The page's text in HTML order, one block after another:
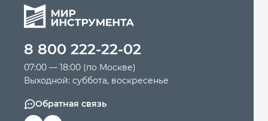
8 800 222-22-02
07:00 — 18:00 (по Москве)
Выходной: суббота, воскресенье
Обратная связь